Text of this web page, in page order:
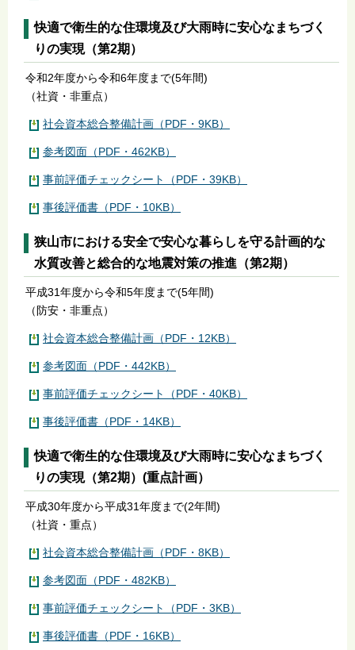
快適で衛生的な住環境及び大雨時に安心なまちづく
りの実現（第2期）
令和2年度から令和6年度まで(5年間)
（社資・非重点）
社会資本総合整備計画（PDF・9KB）
参考図面（PDF・462KB）
事前評価チェックシート（PDF・39KB）
事後評価書（PDF・10KB）
狭山市における安全で安心な暮らしを守る計画的な
水質改善と総合的な地震対策の推進（第2期）
平成31年度から令和5年度まで(5年間)
（防安・非重点）
社会資本総合整備計画（PDF・12KB）
参考図面（PDF・442KB）
事前評価チェックシート（PDF・40KB）
事後評価書（PDF・14KB）
快適で衛生的な住環境及び大雨時に安心なまちづく
りの実現（第2期）(重点計画）
平成30年度から平成31年度まで(2年間)
（社資・重点）
社会資本総合整備計画（PDF・8KB）
参考図面（PDF・482KB）
事前評価チェックシート（PDF・3KB）
事後評価書（PDF・16KB）